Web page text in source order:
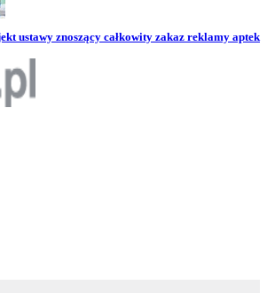
ustawy znoszący całkowity zakaz reklamy aptek